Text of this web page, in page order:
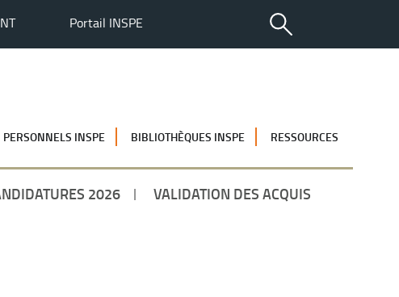
Portail INSPE
PERSONNELS INSPE BIBLIOTHÈQUES INSPE RESSOURCES
2026 VALIDATION DES ACQUIS